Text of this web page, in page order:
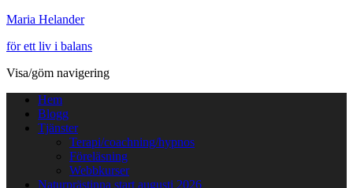
Maria Helander
för ett liv i balans
Visa/göm navigering
Hem
Blogg
Tjänster
Terapi/coachning/hypnos
Föreläsning
Webbkurser
Naturprästinna start augusti 2026